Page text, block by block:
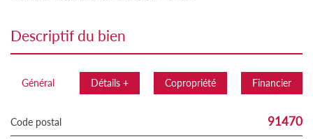
descriptif du bien
Général Détails + Copropriété Financier
Code postal 91470